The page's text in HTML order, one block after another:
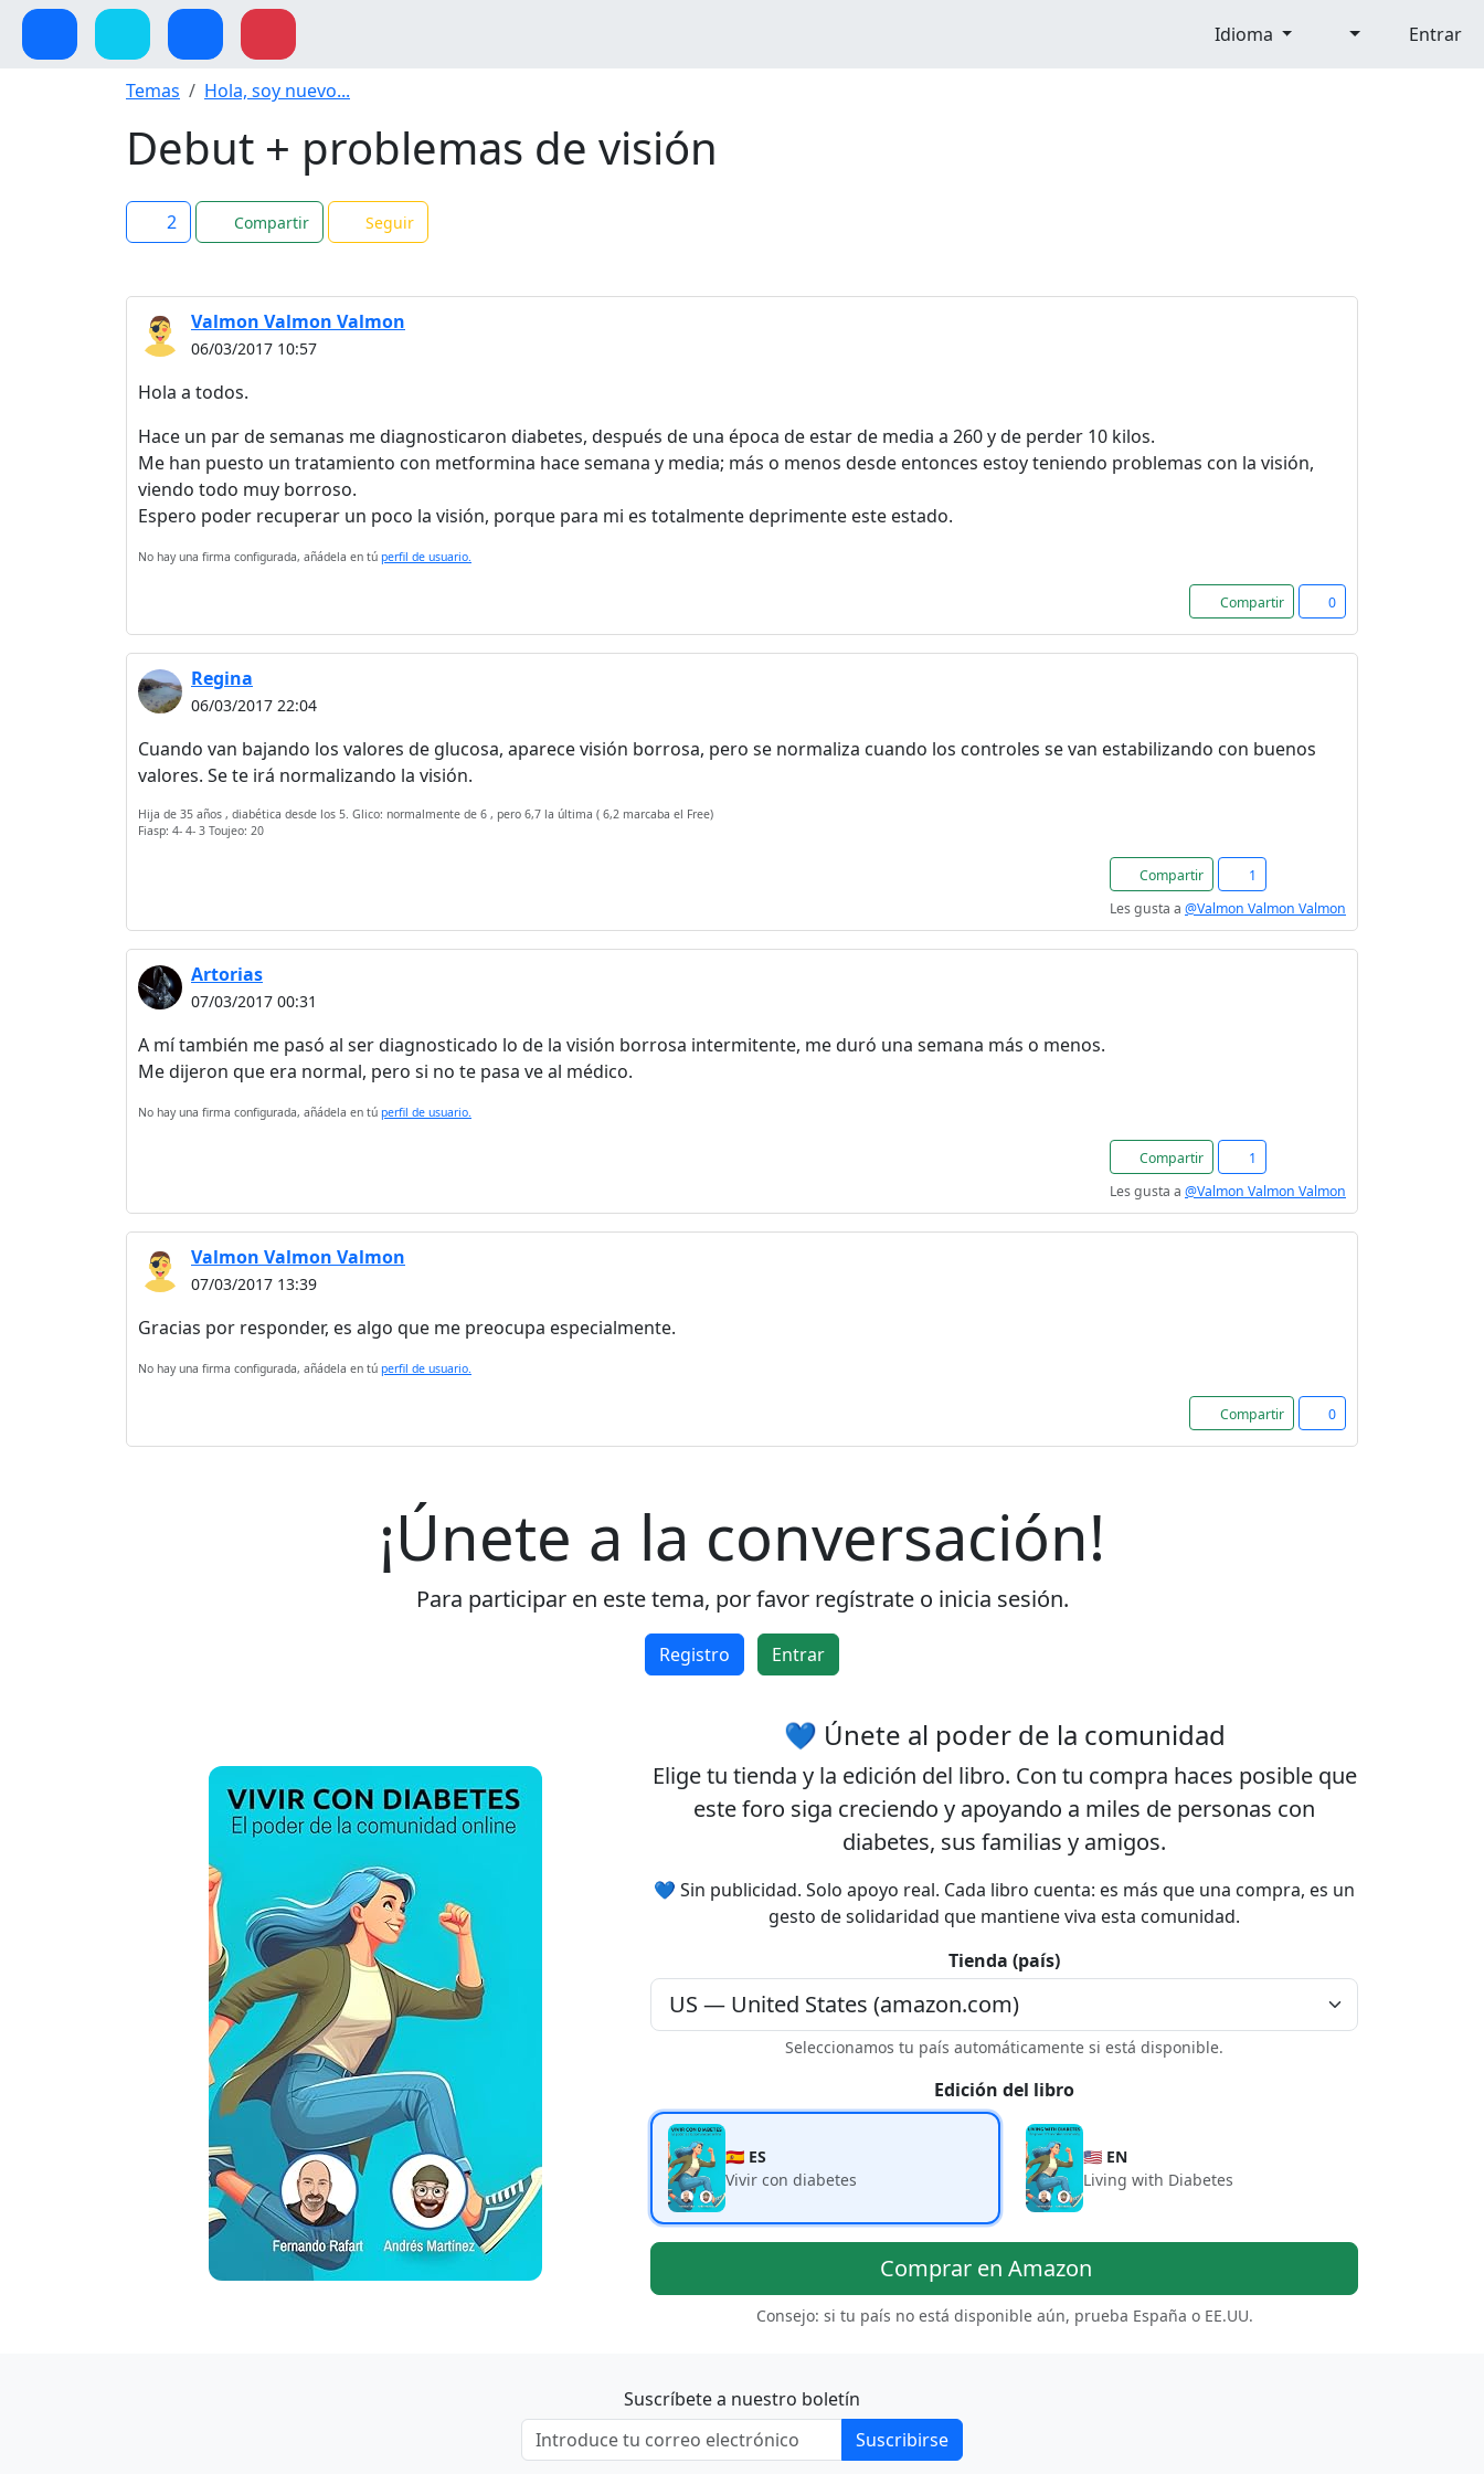
Idioma Entrar
Temas Hola, soy nuevo...
Debut + problemas de visión
2 Compartir Seguir
Valmon Valmon Valmon
06/03/2017 10:57
Hola a todos.
Hace un par de semanas me diagnosticaron diabetes, después de una época de estar de media a 260 y de perder 10 kilos.
Me han puesto un tratamiento con metformina hace semana y media; más o menos desde entonces estoy teniendo problemas con la visión,
viendo todo muy borroso.
Espero poder recuperar un poco la visión, porque para mi es totalmente deprimente este estado.
No hay una firma configurada, añádela en tú perfil de usuario.
Compartir 0
Regina
06/03/2017 22:04
Cuando van bajando los valores de glucosa, aparece visión borrosa, pero se normaliza cuando los controles se van estabilizando con buenos
valores. Se te irá normalizando la visión.
Hija de 35 años , diabética desde los 5. Glico: normalmente de 6 , pero 6,7 la última ( 6,2 marcaba el Free)
Fiasp: 4- 4- 3 Toujeo: 20
Compartir
1
Les gusta a @Valmon Valmon Valmon
Artorias
07/03/2017 00:31
A mí también me pasó al ser diagnosticado lo de la visión borrosa intermitente, me duró una semana más o menos.
Me dijeron que era normal, pero si no te pasa ve al médico.
No hay una firma configurada, añádela en tú perfil de usuario.
Compartir
1
Les gusta a @Valmon Valmon Valmon
Valmon Valmon Valmon
07/03/2017 13:39
Gracias por responder, es algo que me preocupa especialmente.
No hay una firma configurada, añádela en tú perfil de usuario.
Compartir 0
¡Únete a la conversación!
Para participar en este tema, por favor regístrate o inicia sesión.
Registro Entrar
💙 Únete al poder de la comunidad
Elige tu tienda y la edición del libro. Con tu compra haces posible que
este foro siga creciendo y apoyando a miles de personas con
diabetes, sus familias y amigos.
💙 Sin publicidad. Solo apoyo real. Cada libro cuenta: es más que una compra, es un
gesto de solidaridad que mantiene viva esta comunidad.
Tienda (país)
Seleccionamos tu país automáticamente si está disponible.
Edición del libro
🇪🇸 ES
Vivir con diabetes
🇺🇸 EN
Living with Diabetes
Comprar en Amazon
Consejo: si tu país no está disponible aún, prueba España o EE.UU.
Suscríbete a nuestro boletín
Suscribirse